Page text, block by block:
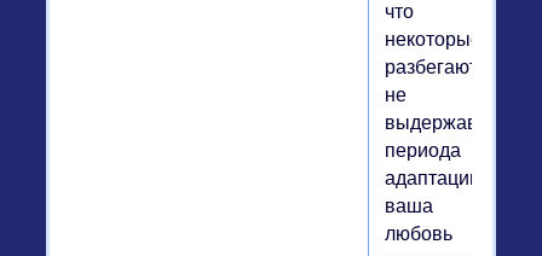
что
некоторые
разбегаются,
не
выдержав
периода
адаптации.Если
ваша
любовь